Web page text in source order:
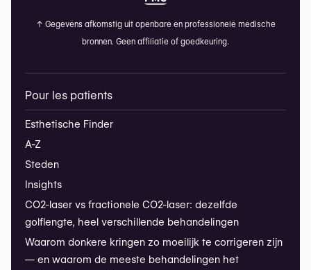
↑ Gegevens afkomstig uit openbare en professionele medische
bronnen. Geen affiliatie of goedkeuring.
Pour les patients
Esthetische Finder
A-Z
Steden
Insights
CO2-laser vs fractionele CO2-laser: dezelfde
golflengte, heel verschillende behandelingen
Waarom donkere kringen zo moeilijk te corrigeren zijn
— en waarom de meeste behandelingen het